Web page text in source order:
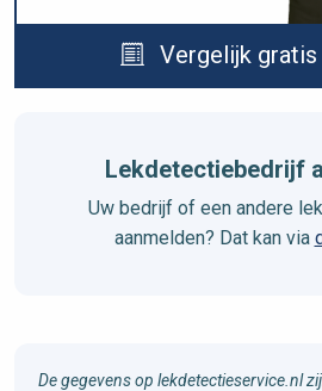
Vergelijk
Lekdetectiebedrijf
Uw bedrijf of een andere
aanmelden? Dat kan via
De gegevens op lekdetectieservice.nl